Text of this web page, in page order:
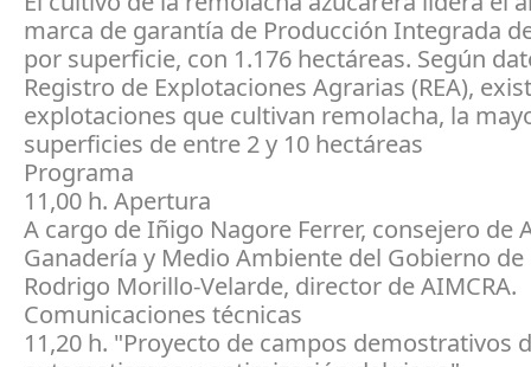
marca de garantía de Producción Integrada
por superficie, con 1.176 hectáreas. Según
Registro de Explotaciones Agrarias (REA),
explotaciones que cultivan remolacha, la
superficies de entre 2 y 10 hectáreas
Programa
11,00 h. Apertura
A cargo de Iñigo Nagore Ferrer, consejero de
Ganadería y Medio Ambiente del Gobierno de
Rodrigo Morillo-Velarde, director de AIMCRA.
Comunicaciones técnicas
11,20 h. "Proyecto de campos demostrativos